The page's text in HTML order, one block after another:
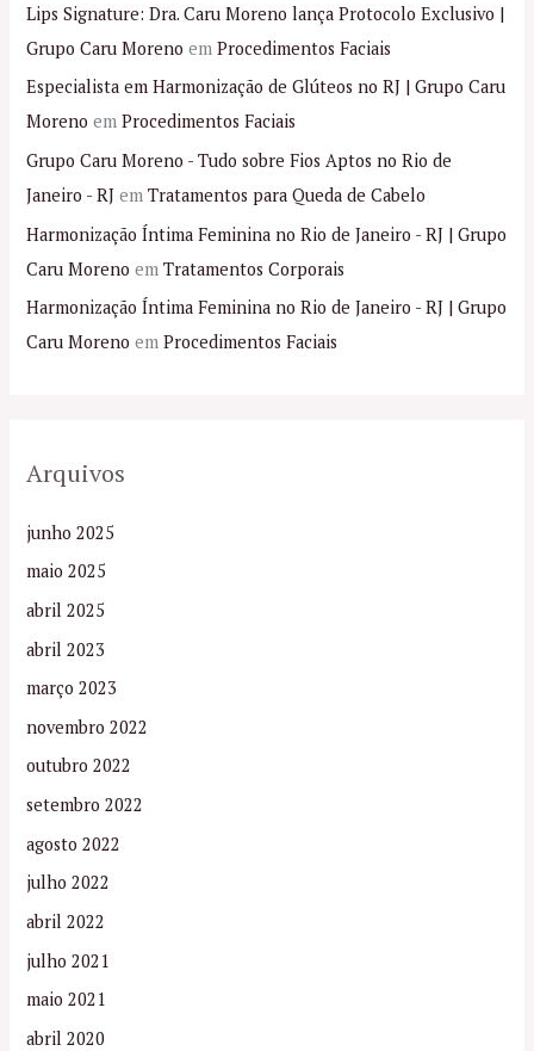
Lips Signature: Dra. Caru Moreno lança Protocolo Exclusivo |
Grupo Caru Moreno emProcedimentos Faciais
Especialista em Harmonização de Glúteos no RJ | Grupo Caru
Moreno emProcedimentos Faciais
Grupo Caru Moreno - Tudo sobre Fios Aptos no Rio de
Janeiro - RJ emTratamentos para Queda de Cabelo
Harmonização Íntima Feminina no Rio de Janeiro - RJ | Grupo
Caru Moreno emTratamentos Corporais
Harmonização Íntima Feminina no Rio de Janeiro - RJ | Grupo
Caru Moreno emProcedimentos Faciais
Arquivos
junho 2025
maio 2025
abril 2025
abril 2023
março 2023
novembro 2022
outubro 2022
setembro 2022
agosto 2022
julho 2022
abril 2022
julho 2021
maio 2021
abril 2020